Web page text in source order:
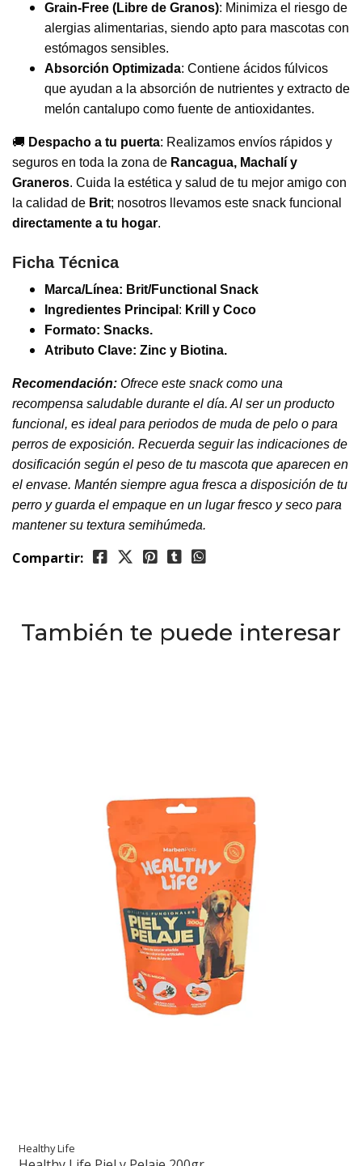
Grain-Free (Libre de Granos): Minimiza el riesgo de
alergias alimentarias, siendo apto para mascotas con
estómagos sensibles.
Absorción Optimizada: Contiene ácidos fúlvicos
que ayudan a la absorción de nutrientes y extracto de
melón cantalupo como fuente de antioxidantes.
🚚 Despacho a tu puerta: Realizamos envíos rápidos y
seguros en toda la zona de Rancagua, Machalí y
Graneros. Cuida la estética y salud de tu mejor amigo con
la calidad de Brit; nosotros llevamos este snack funcional
directamente a tu hogar.
Ficha Técnica
Marca/Línea: Brit/Functional Snack
Ingredientes Principal : Krill y Coco
Formato: Snacks.
Atributo Clave: Zinc y Biotina.
Recomendación: Ofrece este snack como una
recompensa saludable durante el día. Al ser un producto
funcional, es ideal para periodos de muda de pelo o para
perros de exposición. Recuerda seguir las indicaciones de
dosificación según el peso de tu mascota que aparecen en
el envase. Mantén siempre agua fresca a disposición de tu
perro y guarda el empaque en un lugar fresco y seco para
mantener su textura semihúmeda.
Compartir:
También te puede interesar
Healthy Life